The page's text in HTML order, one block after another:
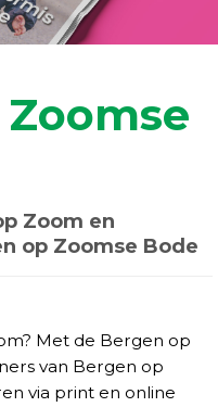
Zoom en
op Zoomse Bode
Met de Bergen op
van Bergen op
via print en online